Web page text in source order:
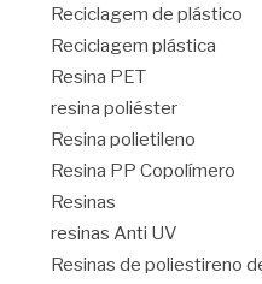
Reciclagem de plástico
Reciclagem plástica
Resina PET
resina poliéster
Resina polietileno
Resina PP Copolímero
Resinas
resinas Anti UV
Resinas de poliestireno